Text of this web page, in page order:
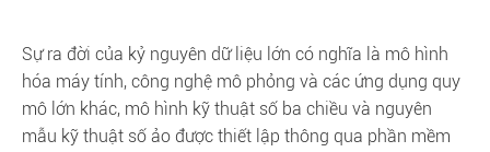
Sự ra đời của kỷ nguyên dữ liệu lớn có nghĩa là mô hình
hóa máy tính, công nghệ mô phỏng và các ứng dụng quy
mô lớn khác, mô hình kỹ thuật số ba chiều và nguyên
mẫu kỹ thuật số ảo được thiết lập thông qua phần mềm